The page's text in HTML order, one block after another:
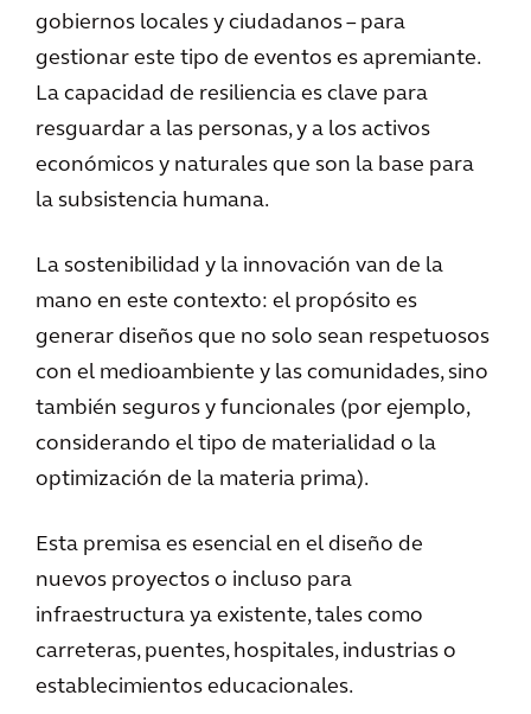
gobiernos locales y ciudadanos – para
gestionar este tipo de eventos es apremiante.
La capacidad de resiliencia es clave para
resguardar a las personas, y a los activos
económicos y naturales que son la base para
la subsistencia humana.
La sostenibilidad y la innovación van de la
mano en este contexto: el propósito es
generar diseños que no solo sean respetuosos
con el medioambiente y las comunidades, sino
también seguros y funcionales (por ejemplo,
considerando el tipo de materialidad o la
optimización de la materia prima).
Esta premisa es esencial en el diseño de
nuevos proyectos o incluso para
infraestructura ya existente, tales como
carreteras, puentes, hospitales, industrias o
establecimientos educacionales.